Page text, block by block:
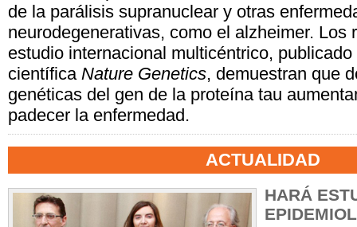
de la parálisis supranuclear y otras
neurodegenerativas, como el alzheimer. Los
estudio internacional multicéntrico,
científica Nature Genetics, demuestran que
genéticas del gen de la proteína tau
padecer la enfermedad.
ACTUALIDAD
HARÁ